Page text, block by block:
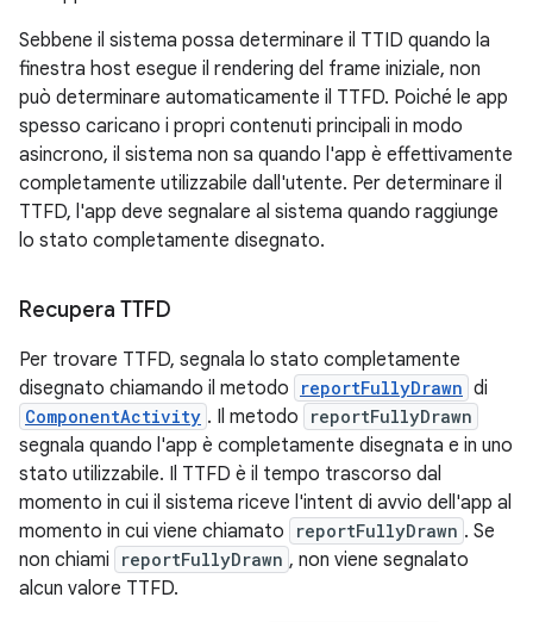
Sebbene il sistema possa determinare il TTID quando la
finestra host esegue il rendering del frame iniziale, non
può determinare automaticamente il TTFD. Poiché le app
spesso caricano i propri contenuti principali in modo
asincrono, il sistema non sa quando l'app è effettivamente
completamente utilizzabile dall'utente. Per determinare il
TTFD, l'app deve segnalare al sistema quando raggiunge
lo stato completamente disegnato.
Recupera TTFD
Per trovare TTFD, segnala lo stato completamente
disegnato chiamando il metodo
reportFullyDrawn di
ComponentActivity . Il metodo reportFullyDrawn
segnala quando l'app è completamente disegnata e in uno
stato utilizzabile. Il TTFD è il tempo trascorso dal
momento in cui il sistema riceve l'intent di avvio dell'app al
momento in cui viene chiamato
reportFullyDrawn . Se
non chiami
reportFullyDrawn , non viene segnalato
alcun valore TTFD.